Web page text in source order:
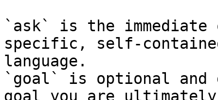
`ask` is the
specific, self-
language.
`goal` is optional and
goal you are